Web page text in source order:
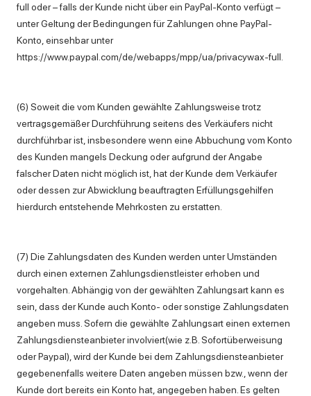
full oder – falls der Kunde nicht über ein PayPal-Konto verfügt –
unter Geltung der Bedingungen für Zahlungen ohne PayPal-
Konto, einsehbar unter
https://www.paypal.com/de/webapps/mpp/ua/privacywax-full.
(6) Soweit die vom Kunden gewählte Zahlungsweise trotz
vertragsgemäßer Durchführung seitens des Verkäufers nicht
durchführbar ist, insbesondere wenn eine Abbuchung vom Konto
des Kunden mangels Deckung oder aufgrund der Angabe
falscher Daten nicht möglich ist, hat der Kunde dem Verkäufer
oder dessen zur Abwicklung beauftragten Erfüllungsgehilfen
hierdurch entstehende Mehrkosten zu erstatten.
(7) Die Zahlungsdaten des Kunden werden unter Umständen
durch einen externen Zahlungsdienstleister erhoben und
vorgehalten. Abhängig von der gewählten Zahlungsart kann es
sein, dass der Kunde auch Konto- oder sonstige Zahlungsdaten
angeben muss. Sofern die gewählte Zahlungsart einen externen
Zahlungsdiensteanbieter involviert(wie z.B. Sofortüberweisung
oder Paypal), wird der Kunde bei dem Zahlungsdiensteanbieter
gegebenenfalls weitere Daten angeben müssen bzw., wenn der
Kunde dort bereits ein Konto hat, angegeben haben. Es gelten